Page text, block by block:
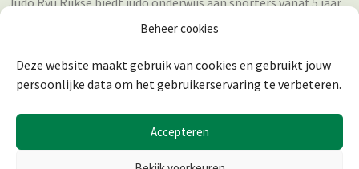
Beheer cookies
Deze website maakt gebruik van cookies en gebruikt jouw
persoonlijke data om het gebruikerservaring te verbeteren.
Accepteren
Iedereen die op een verantwoorde wijze in staat is om deel te